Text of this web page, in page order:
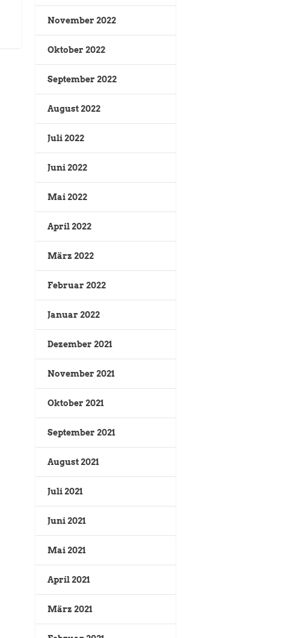
November 2022
Oktober 2022
September 2022
August 2022
Juli 2022
Juni 2022
Mai 2022
April 2022
März 2022
Februar 2022
Januar 2022
Dezember 2021
November 2021
Oktober 2021
September 2021
August 2021
Juli 2021
Juni 2021
Mai 2021
April 2021
März 2021